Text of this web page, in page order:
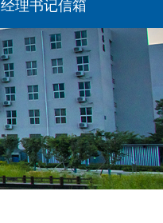
经理书记信箱